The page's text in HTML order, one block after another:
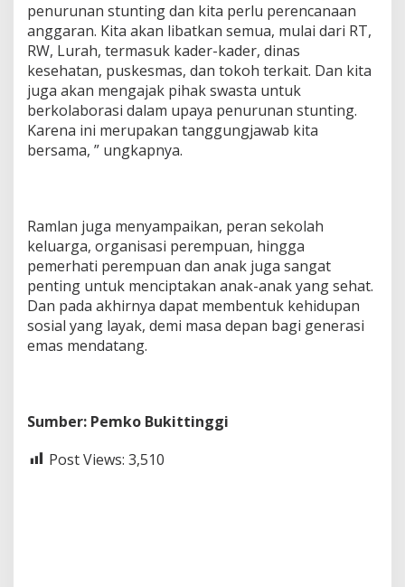
penurunan stunting dan kita perlu perencanaan
anggaran. Kita akan libatkan semua, mulai dari RT,
RW, Lurah, termasuk kader-kader, dinas
kesehatan, puskesmas, dan tokoh terkait. Dan kita
juga akan mengajak pihak swasta untuk
berkolaborasi dalam upaya penurunan stunting.
Karena ini merupakan tanggungjawab kita
bersama, ” ungkapnya.
Ramlan juga menyampaikan, peran sekolah
keluarga, organisasi perempuan, hingga
pemerhati perempuan dan anak juga sangat
penting untuk menciptakan anak-anak yang sehat.
Dan pada akhirnya dapat membentuk kehidupan
sosial yang layak, demi masa depan bagi generasi
emas mendatang.
Sumber: Pemko Bukittinggi
Post Views: 3,510